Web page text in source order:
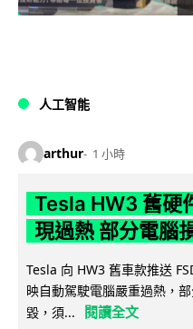
人工智能
arthur 1 小時
Tesla HW3 舊硬
現過熱 部分電腦
Tesla 向 HW3 舊車款推送
映自動駕駛電腦嚴重過熱，
毀，須...
閱讀全文